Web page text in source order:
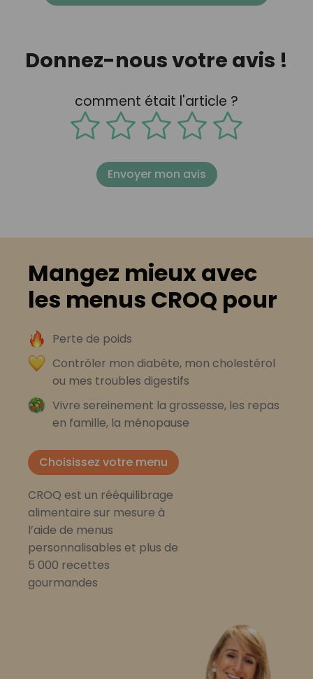
Donnez-nous votre avis !
comment était l'article ?
Envoyer mon avis
Mangez mieux avec
les menus CROQ pour
Perte de poids
Contrôler mon diabète, mon cholestérol
ou mes troubles digestifs
Vivre sereinement la grossesse, les repas
en famille, la ménopause
Choisissez votre menu
CROQ est un rééquilibrage
alimentaire sur mesure à
l’aide de menus
personnalisables et plus de
5 000 recettes
gourmandes